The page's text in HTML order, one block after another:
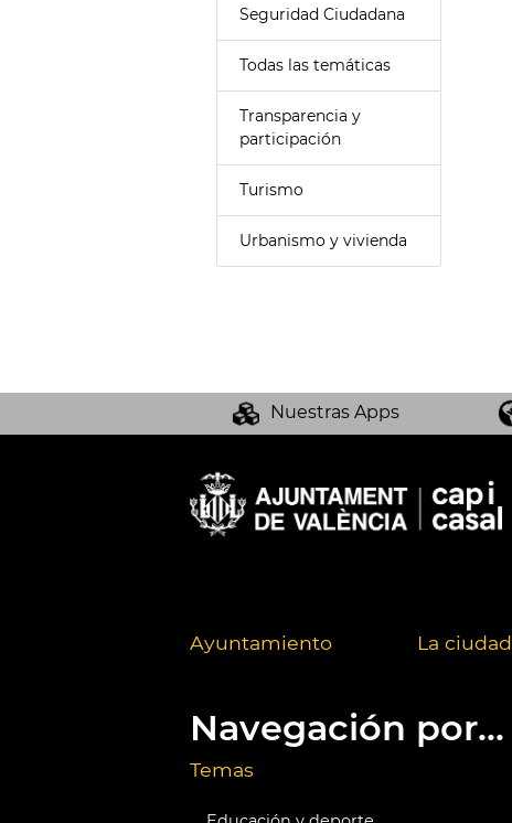
Seguridad Ciudadana
Todas las temáticas
Transparencia y
participación
Turismo
Urbanismo y vivienda
Nuestras Apps
Ayuntamiento La ciudad
Navegación por...
Temas